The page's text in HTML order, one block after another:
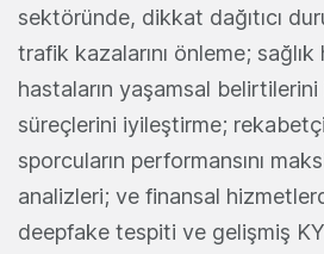
sektöründe, dikkat dağıtıcı
trafik kazalarını önleme;
hastaların yaşamsal
süreçlerini iyileştirme;
sporcuların performansını
analizleri; ve finansal
deepfake tespiti ve gelişmiş